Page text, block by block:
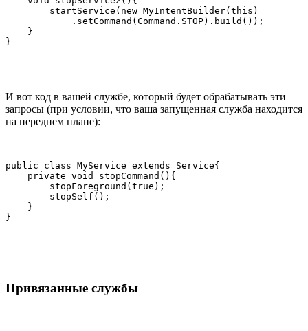
        startService(new MyIntentBuilder(this)
            .setCommand(Command.STOP).build());
    }
}
И вот код в вашей службе, который будет обрабатывать эти
запросы (при условии, что ваша запущенная служба находится
на переднем плане):
public class MyService extends Service{
    private void stopCommand(){
        stopForeground(true);
        stopSelf();
    }
}
Привязанные службы